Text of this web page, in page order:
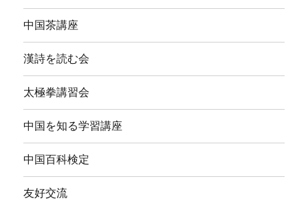
中国茶講座
漢詩を読む会
太極拳講習会
中国を知る学習講座
中国百科検定
友好交流